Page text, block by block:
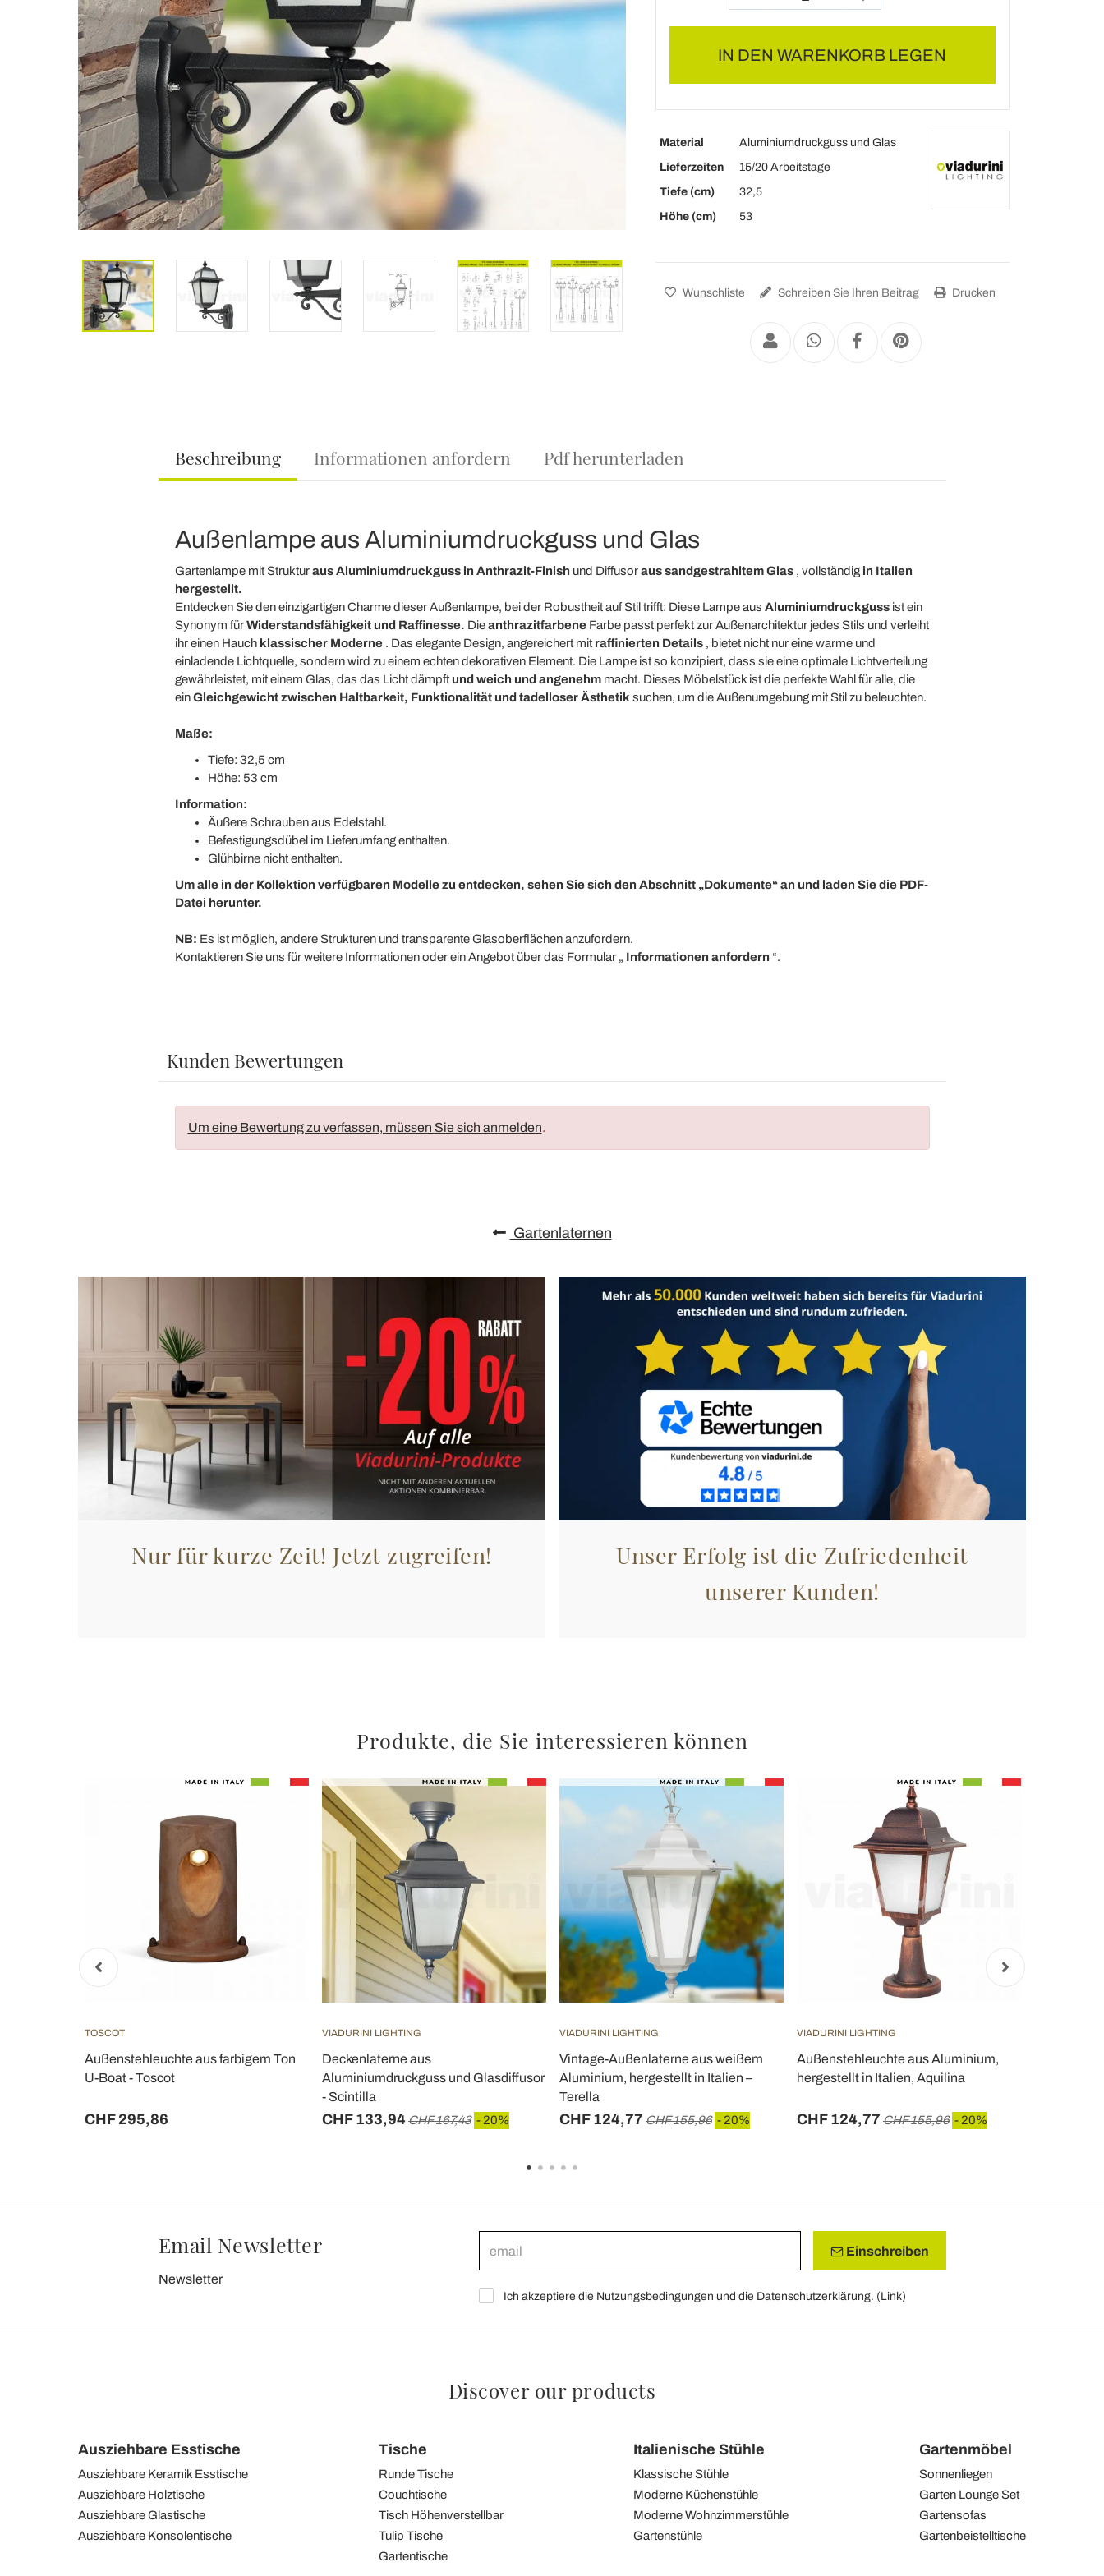
IN DEN WARENKORB LEGEN
Material
Aluminiumdruckguss und Glas
Lieferzeiten
15/20 Arbeitstage
Tiefe (cm)
32,5
Höhe (cm)
53
Wunschliste Schreiben Sie Ihren Beitrag Drucken
Beschreibung Informationen anfordern Pdf herunterladen
Außenlampe aus Aluminiumdruckguss und Glas
Gartenlampe mit Strukturaus Aluminiumdruckguss in Anthrazit-Finish und Diffusoraus sandgestrahltem Glas, vollständig in Italien
hergestellt.
Entdecken Sie den einzigartigen Charme dieser Außenlampe, bei der Robustheit auf Stil trifft: Diese Lampe aus Aluminiumdruckgussist ein
Synonym fürWiderstandsfähigkeit und Raffinesse. DieanthrazitfarbeneFarbe passt perfekt zur Außenarchitektur jedes Stils und verleiht
ihr einen Hauch klassischer Moderne. Das elegante Design, angereichert mit raffinierten Details, bietet nicht nur eine warme und
einladende Lichtquelle, sondern wird zu einem echten dekorativen Element. Die Lampe ist so konzipiert, dass sie eine optimale Lichtverteilung
gewährleistet, mit einem Glas, das das Licht dämpft und weich und angenehmmacht. Dieses Möbelstück ist die perfekte Wahl für alle, die
einGleichgewicht zwischen Haltbarkeit, Funktionalität und tadelloser Ästhetik suchen, um die Außenumgebung mit Stil zu beleuchten.
Maße:
Tiefe: 32,5 cm
Höhe: 53 cm
Information:
Äußere Schrauben aus Edelstahl.
Befestigungsdübel im Lieferumfang enthalten.
Glühbirne nicht enthalten.
Um alle in der Kollektion verfügbaren Modelle zu entdecken, sehen Sie sich den Abschnitt „Dokumente“ an und laden Sie die PDF-
Datei herunter.
NB: Es ist möglich, andere Strukturen und transparente Glasoberflächen anzufordern.
Kontaktieren Sie uns für weitere Informationen oder ein Angebot über das Formular „ Informationen anfordern “.
Kunden Bewertungen
Um eine Bewertung zu verfassen, müssen Sie sich anmelden.
Gartenlaternen
Nur für kurze Zeit! Jetzt zugreifen!
Unser Erfolg ist die Zufriedenheit
unserer Kunden!
Produkte, die Sie interessieren können
TOSCOT
Außenstehleuchte aus farbigem Ton
U-Boat - Toscot
CHF 295,86
VIADURINI LIGHTING
Deckenlaterne aus
Aluminiumdruckguss und Glasdiffusor
- Scintilla
CHF 133,94CHF 167,43 - 20%
VIADURINI LIGHTING
Vintage-Außenlaterne aus weißem
Aluminium, hergestellt in Italien –
Terella
CHF 124,77 CHF 155,96 - 20%
VIADURINI LIGHTING
Außenstehleuchte aus Aluminium,
hergestellt in Italien, Aquilina
CHF 124,77 CHF 155,96 - 20%
Email Newsletter
Newsletter
Einschreiben
Ich akzeptiere die Nutzungsbedingungen und die Datenschutzerklärung. (Link)
Discover our products
Ausziehbare Esstische
Ausziehbare Keramik Esstische
Ausziehbare Holztische
Ausziehbare Glastische
Ausziehbare Konsolentische
Tische
Runde Tische
Couchtische
Tisch Höhenverstellbar
Tulip Tische
Gartentische
Italienische Stühle
Klassische Stühle
Moderne Küchenstühle
Moderne Wohnzimmerstühle
Gartenstühle
Gartenmöbel
Sonnenliegen
Garten Lounge Set
Gartensofas
Gartenbeistelltische